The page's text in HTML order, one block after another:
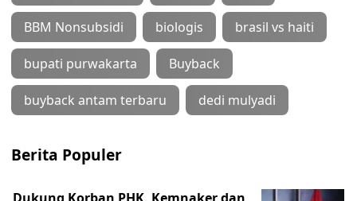
BBM Nonsubsidi biologis brasil vs haiti
bupati purwakarta Buyback
buyback antam terbaru dedi mulyadi
Berita Populer